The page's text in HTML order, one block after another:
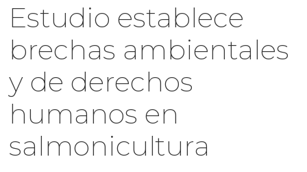
Estudio establece
brechas ambientales
y de derechos
humanos en
salmonicultura